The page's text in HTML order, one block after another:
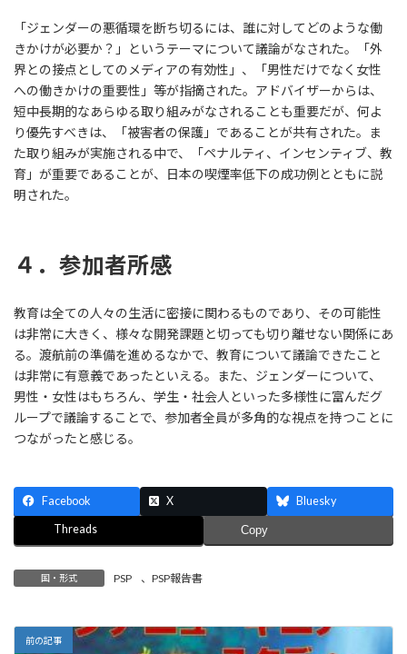
「ジェンダーの悪循環を断ち切るには、誰に対してどのような働
きかけが必要か？」というテーマについて議論がなされた。「外
界との接点としてのメディアの有効性」、「男性だけでなく女性
への働きかけの重要性」等が指摘された。アドバイザーからは、
短中長期的なあらゆる取り組みがなされることも重要だが、何よ
り優先すべきは、「被害者の保護」であることが共有された。ま
た取り組みが実施される中で、「ペナルティ、インセンティブ、教
育」が重要であることが、日本の喫煙率低下の成功例とともに説
明された。
４．参加者所感
教育は全ての人々の生活に密接に関わるものであり、その可能性
は非常に大きく、様々な開発課題と切っても切り離せない関係にあ
る。渡航前の準備を進めるなかで、教育について議論できたこと
は非常に有意義であったといえる。また、ジェンダーについて、
男性・女性はもちろん、学生・社会人といった多様性に富んだグ
ループで議論することで、参加者全員が多角的な視点を持つことに
つながったと感じる。
Facebook X Bluesky
Threads Copy
国・形式 PSP 、 PSP報告書
前の記事